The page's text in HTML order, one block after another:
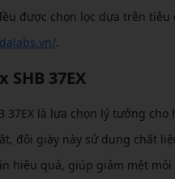
được chọn lọc dựa trên
.
SHB 37EX
37EX là lựa chọn lý tưởng
đôi giày này sử dụng chất
hiệu quả, giúp giảm mệt